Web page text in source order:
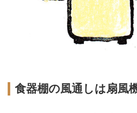
食器棚の風通しは扇風